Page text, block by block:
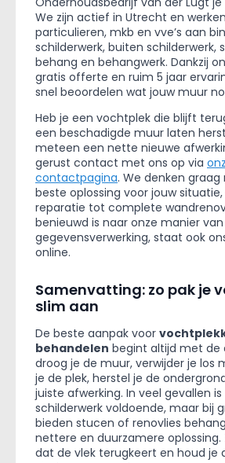
We zijn actief in Utrecht en
particulieren, mkb en vve’s aan
schilderwerk, buiten schilderwerk,
behang en behangwerk. Dankzij
gratis offerte en ruim 5 jaar
snel beoordelen wat jouw muur
Heb je een vochtplek die blijft
een beschadigde muur laten
meteen een nette nieuwe
gerust contact met ons op via
contactpagina. We denken
beste oplossing voor jouw
reparatie tot complete
benieuwd is naar onze manier
gegevensverwerking, staat ook
online.
Samenvatting: zo pak je
slim aan
De beste aanpak voor
behandelen begint altijd met de
droog je de muur, verwijder je los
je de plek, herstel je de
juiste afwerking. In veel gevallen
schilderwerk voldoende, maar bij
bieden stucen of renovlies
nettere en duurzamere oplossing.
dat de vlek terugkeert en houd je